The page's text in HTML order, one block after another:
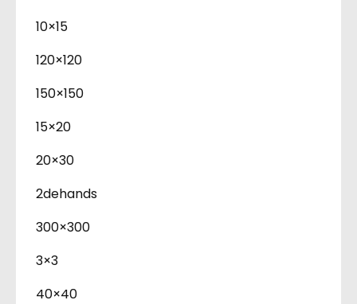
10×15
120×120
150×150
15×20
20×30
2dehands
300×300
3×3
40×40